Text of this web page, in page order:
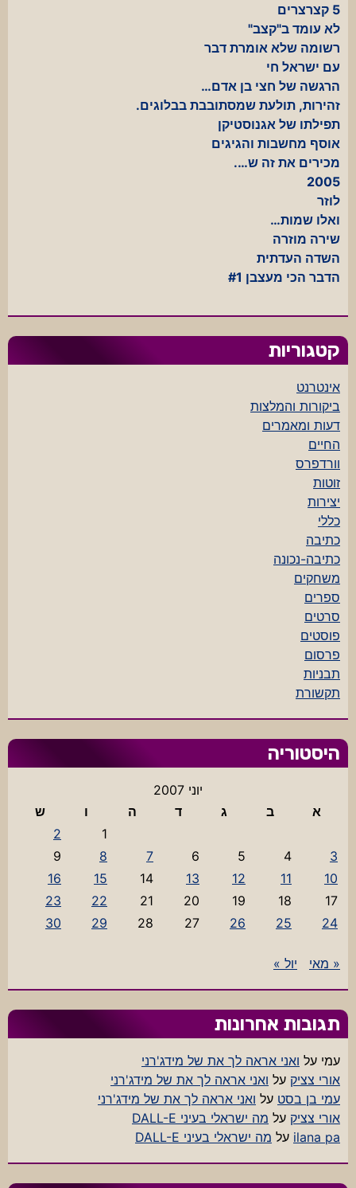
5 קצרצרים
לא עומד ב"קצב"
רשומה שלא אומרת דבר
עם ישראל חי
הרגשה של חצי בן אדם…
זהירות, תולעת שמסתובבת בבלוגים.
תפילתו של אגנוסטיקן
אוסף מחשבות והגיגים
מכירים את זה ש….
2005
לוזר
ואלו שמות…
שירה מוזרה
השדה העדתית
הדבר הכי מעצבן #1
קטגוריות
אינטרנט
ביקורות והמלצות
דעות ומאמרים
החיים
וורדפרס
זוטות
יצירות
כללי
כתיבה
כתיבה-נכונה
משחקים
ספרים
סרטים
פוסטים
פרסום
תבניות
תקשורת
היסטוריה
יוני 2007
א
ב ג ד ה ו
ש
1
2
3
4
5
6
7
8
9
10
11
12
13
14
15
16
17
18
19
20
21
22
23
24
25
26
27
28
29
30
« מאי יול »
תגובות אחרונות
עמי על ואני אראה לך את של מידג'רני
אורי צציק על ואני אראה לך את של מידג'רני
עמי בן בסט על ואני אראה לך את של מידג'רני
אורי צציק על מה ישראלי בעיני DALL-E
ilana pa על מה ישראלי בעיני DALL-E